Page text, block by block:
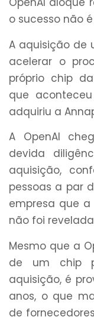
o sucesso não
A aquisição de
acelerar o
próprio chip
que
adquiriu a
A OpenAI
devida
aquisição,
pessoas a par
empresa que a
não foi
Mesmo que a
de um chip
aquisição, é
anos, o que
de